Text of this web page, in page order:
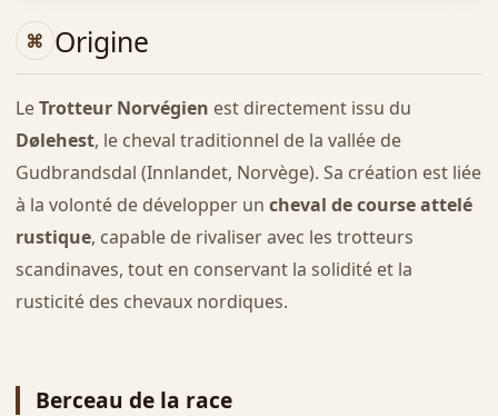
Origine
LeTrotteur Norvégien est directement issu du
Dølehest, le cheval traditionnel de la vallée de
Gudbrandsdal (Innlandet, Norvège). Sa création est liée
à la volonté de développer un cheval de course attelé
rustique, capable de rivaliser avec les trotteurs
scandinaves, tout en conservant la solidité et la
rusticité des chevaux nordiques.
Berceau de la race